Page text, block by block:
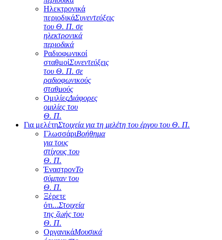
Ηλεκτρονικά
περιοδικάΣυνεντεύξεις
του Θ. Π. σε
ηλεκτρονικά
περιοδικά
Ραδιοφωνικοί
σταθμοίΣυνεντεύξεις
του Θ. Π. σε
ραδιοφωνικούς
σταθμούς
ΟμιλίεςΔιάφορες
ομιλίες του
Θ. Π.
Για μελέτηΣτοιχεία για τη μελέτη του έργου του Θ. Π.
ΓλωσσάριΒοήθημα
για τους
στίχους του
Θ. Π.
ΈναστρονΤο
σύμπαν του
Θ. Π.
Ξέρετε
ότι...Στοιχεία
της ζωής του
Θ. Π.
ΟργανικάΜουσικά